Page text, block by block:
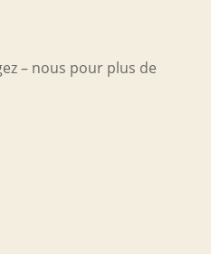
– nous pour plus de